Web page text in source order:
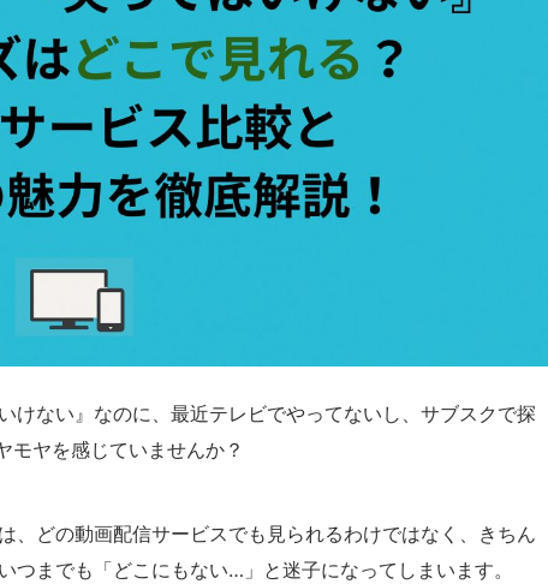
けない』なのに、最近テレビでやってないし、サブスクで探
モヤを感じていませんか？
、どの動画配信サービスでも見られるわけではなく、きちん
つまでも「どこにもない…」と迷子になってしまいます。